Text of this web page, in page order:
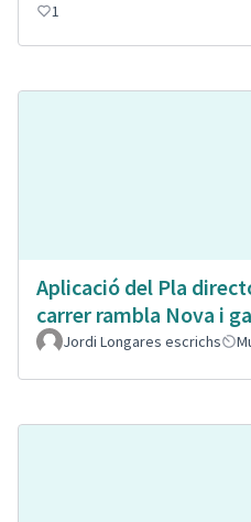
1
Aplicació del Pla
carrer rambla Nova i
Jordi Longares escrichs